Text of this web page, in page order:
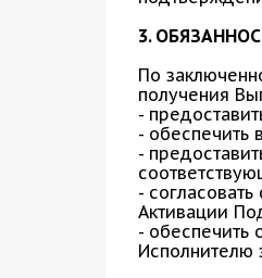
3.
По
получения
-
- обеспечить
-
-
Активации
- обеспечить
Исполнителю